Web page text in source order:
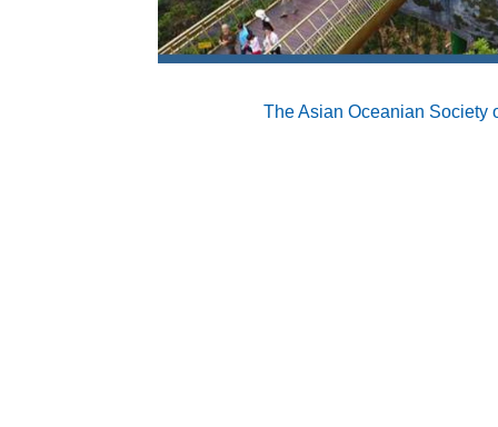
The Asian Oceanian Society